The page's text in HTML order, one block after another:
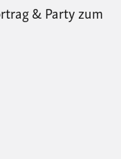
& Party zum